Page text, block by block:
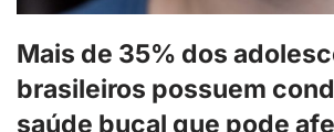
Mais de 35% dos
brasileiros possuem
saúde bucal que pode